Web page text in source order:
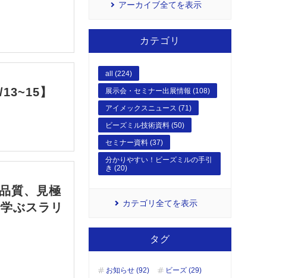
】
質、見極
ぶスラリ
アーカイブ全てを表示
カテゴリ
all (224)
展示会・セミナー出展情報 (108)
アイメックスニュース (71)
ビーズミル技術資料 (50)
セミナー資料 (37)
分かりやすい！ビーズミルの手引
き (20)
カテゴリ全てを表示
タグ
お知らせ (92)
ビーズ (29)